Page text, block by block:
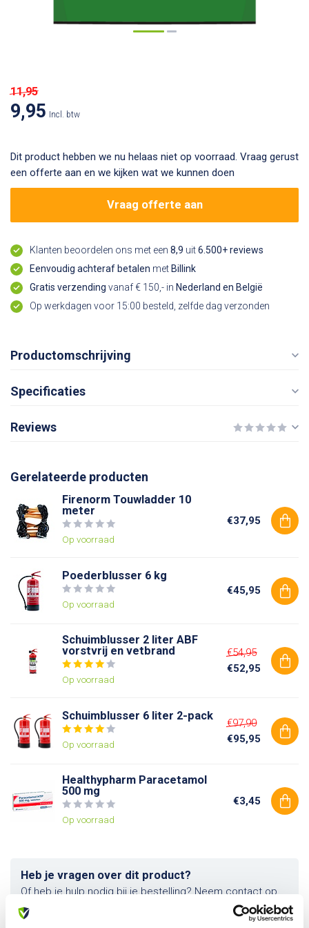
11,95
9,95 Incl. btw
Dit product hebben we nu helaas niet op voorraad. Vraag gerust
een offerte aan en we kijken wat we kunnen doen
Vraag offerte aan
Klanten beoordelen ons met een 8,9 uit6.500+ reviews
Eenvoudig achteraf betalen met Billink
Gratis verzending vanaf € 150,- in Nederland en België
Op werkdagen voor 15:00 besteld, zelfde dag verzonden
Productomschrijving
Specificaties
Reviews
Gerelateerde producten
Firenorm Touwladder 10
meter
Op voorraad
€37,95
Poederblusser 6 kg
Op voorraad
€45,95
Schuimblusser 2 liter ABF
vorstvrij en vetbrand
Op voorraad
€54,95
€52,95
Schuimblusser 6 liter 2-pack
Op voorraad
€97,90
€95,95
Healthypharm Paracetamol
500 mg
Op voorraad
€3,45
Heb je vragen over dit product?
Of heb je hulp nodig bij je bestelling? Neem contact op
met onze klantenservice. We helpen je graag verder!